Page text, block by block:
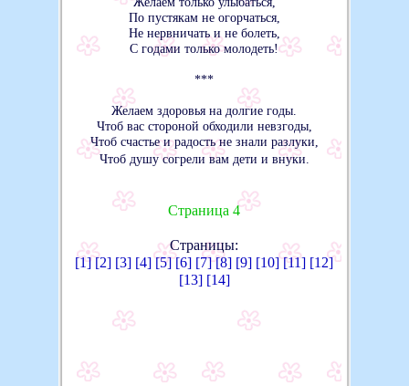
По пустякам не огорчаться,
Не нервничать и не болеть,
С годами только молодеть!
***
Желаем здоровья на долгие годы.
Чтоб вас стороной обходили невзгоды,
Чтоб счастье и радость не знали разлуки,
Чтоб душу согрели вам дети и внуки.
Страница 4
Страницы:
[1] [2] [3] [4] [5] [6] [7] [8] [9] [10] [11] [12]
[13] [14]